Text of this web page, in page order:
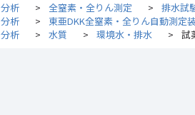
分析 > 全窒素・全りん測定 > 排水試
分析 > 東亜DKK全窒素・全りん自動測定
分析 > 水質 > 環境水・排水 > 試